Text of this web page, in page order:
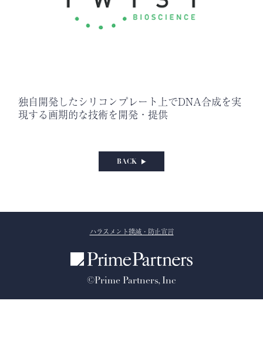
独自開発したシリコンプレート上でDNA合成を実
現する画期的な技術を開発・提供
BACK
ハラスメント撲滅・防止宣言
©Prime Partners, Inc